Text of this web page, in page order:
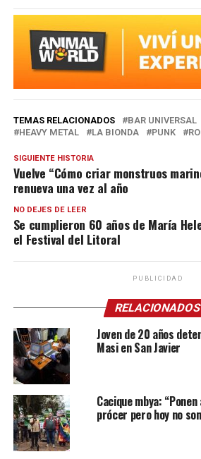
TEMAS RELACIONADOS BAR UNIVERSAL
HEAVY METAL
LA BIONDA PUNK
SIGUIENTE HISTORIA
Vuelve “Cómo criar monstruos
renueva una vez al año
NO DEJES DE LEER
Se cumplieron 60 años de María
el Festival del Litoral
PUBLICIDAD
RELACIONADOS
Joven de 20 años
Masi en San Javier
Cacique mbya:
prócer pero hoy no